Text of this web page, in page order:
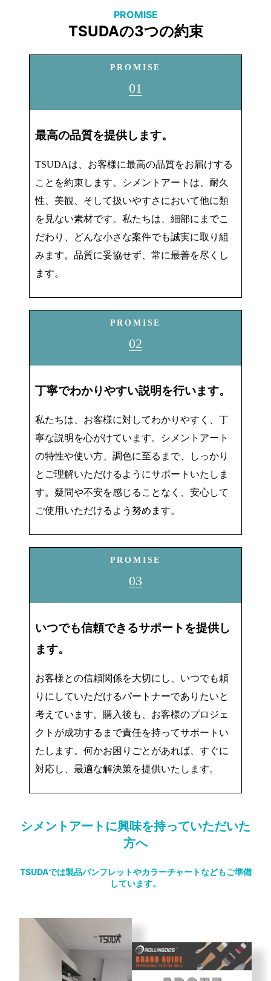
PROMISE
TSUDAの3つの約束
PROMISE
01
最高の品質を提供します。
TSUDAは、お客様に最高の品質をお届けする
ことを約束します。シメントアートは、耐久
性、美観、そして扱いやすさにおいて他に類
を見ない素材です。私たちは、細部にまでこ
だわり、どんな小さな案件でも誠実に取り組
みます。品質に妥協せず、常に最善を尽くし
ます。
PROMISE
02
丁寧でわかりやすい説明を行います。
私たちは、お客様に対してわかりやすく、丁
寧な説明を心がけています。シメントアート
の特性や使い方、調色に至るまで、しっかり
とご理解いただけるようにサポートいたしま
す。疑問や不安を感じることなく、安心して
ご使用いただけるよう努めます。
PROMISE
03
いつでも信頼できるサポートを提供し
ます。
お客様との信頼関係を大切にし、いつでも頼
りにしていただけるパートナーでありたいと
考えています。購入後も、お客様のプロジェ
クトが成功するまで責任を持ってサポートい
たします。何かお困りごとがあれば、すぐに
対応し、最適な解決策を提供いたします。
シメントアートに興味を持っていただいた
方へ
TSUDAでは製品パンフレットやカラーチャートなどもご準備
しています。